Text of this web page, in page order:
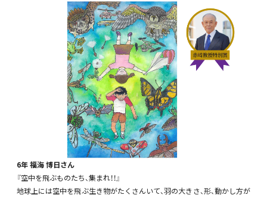
6年 福海 博日さん
『空中を飛ぶものたち、集まれ！！』
地球上には空中を飛ぶ生き物がたくさんいて、羽の大きさ、形、動かし方が